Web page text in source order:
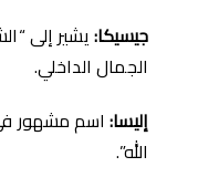
جيسيكا:يشير إلى
الجمال الداخلي.
إليسا:اسم مشهور في
الله”.